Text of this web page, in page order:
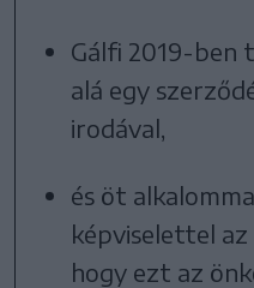
Gálfi 2019-ben
alá egy
irodával,
és öt
képviselettel az
hogy ezt az